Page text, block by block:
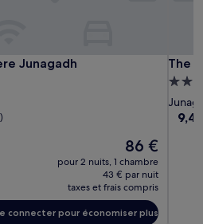
Junagadh
Junagadh
Le
nouveau
prix
est
de
86 €
86 €
pour 2 nuits, 1 chambre
43 € par nuit
taxes et frais compris
connecter pour économiser plus
Se
The
Fern
Leo
The
The
3.5
9.4